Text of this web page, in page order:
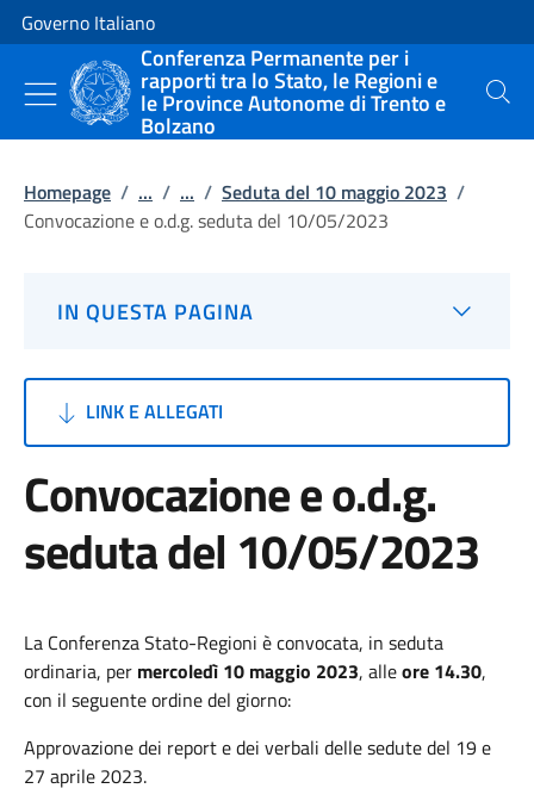
Vai al contenuto
Vai alla navigazione del sito
Governo Italiano
Conferenza Permanente per i
rapporti tra lo Stato, le Regioni e
le Province Autonome di Trento e
Bolzano
Cerca
Homepage / ... / ... / Seduta del 10 maggio 2023 /
Convocazione e o.d.g. seduta del 10/05/2023
IN QUESTA PAGINA
LINK E ALLEGATI
Convocazione e o.d.g.
seduta del 10/05/2023
La Conferenza Stato-Regioni è convocata, in seduta
ordinaria, per mercoledì 10 maggio 2023, alleore 14.30,
con il seguente ordine del giorno:
Approvazione dei report e dei verbali delle sedute del 19 e
27 aprile 2023.